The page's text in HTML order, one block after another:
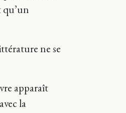
qu’un
ne se
apparaît
la